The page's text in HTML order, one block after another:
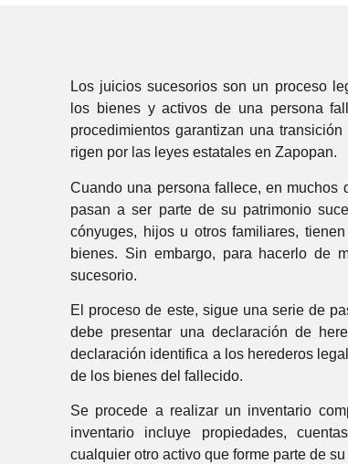
Los juicios sucesorios son un proceso
los bienes y activos de una persona
procedimientos garantizan una
rigen por las leyes estatales en Zapopan.
Cuando una persona fallece, en
pasan a ser parte de su patrimonio
cónyuges, hijos u otros familiares,
bienes. Sin embargo, para hacerlo de
sucesorio.
El proceso de este, sigue una serie de
debe presentar una declaración de
declaración identifica a los herederos
de los bienes del fallecido.
Se procede a realizar un inventario
inventario incluye propiedades,
cualquier otro activo que forme parte de